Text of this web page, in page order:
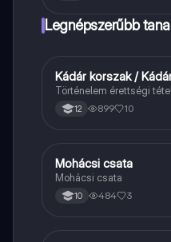
Legnépszerűbb
Töri
Kádár korszak /
Történelem érettségi
12 899 10
Magyar
Mohácsi csata
Mohácsi csata
10 484 3